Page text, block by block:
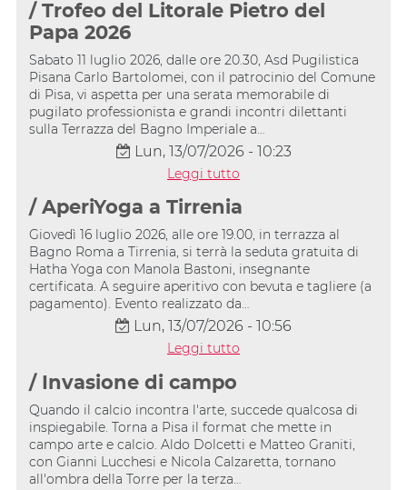
/ Trofeo del Litorale Pietro del
Papa 2026
Sabato 11 luglio 2026, dalle ore 20.30, Asd Pugilistica
Pisana Carlo Bartolomei, con il patrocinio del Comune
di Pisa, vi aspetta per una serata memorabile di
pugilato professionista e grandi incontri dilettanti
sulla Terrazza del Bagno Imperiale a…
Lun, 13/07/2026 - 10:23
Leggi tutto
/ AperiYoga a Tirrenia
Giovedì 16 luglio 2026, alle ore 19.00, in terrazza al
Bagno Roma a Tirrenia, si terrà la seduta gratuita di
Hatha Yoga con Manola Bastoni, insegnante
certificata. A seguire aperitivo con bevuta e tagliere (a
pagamento). Evento realizzato da…
Lun, 13/07/2026 - 10:56
Leggi tutto
/ Invasione di campo
Quando il calcio incontra l'arte, succede qualcosa di
inspiegabile. Torna a Pisa il format che mette in
campo arte e calcio. Aldo Dolcetti e Matteo Graniti,
con Gianni Lucchesi e Nicola Calzaretta, tornano
all'ombra della Torre per la terza…